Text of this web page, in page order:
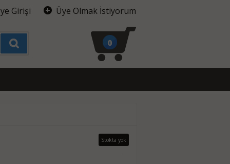
Girişi Üye Olmak İstiyorum
0
Stokta yok